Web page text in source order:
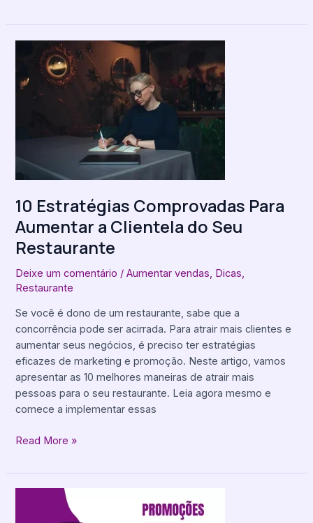
10 Estratégias Comprovadas Para
Aumentar a Clientela do Seu
Restaurante
Deixe um comentário /Aumentar vendas Dicas
Restaurante
Se você é dono de um restaurante, sabe que a
concorrência pode ser acirrada. Para atrair mais clientes e
aumentar seus negócios, é preciso ter estratégias
eficazes de marketing e promoção. Neste artigo, vamos
apresentar as 10 melhores maneiras de atrair mais
pessoas para o seu restaurante. Leia agora mesmo e
comece a implementar essas
Estratégias
Comprovadas
Para
do
Seu
Read More »